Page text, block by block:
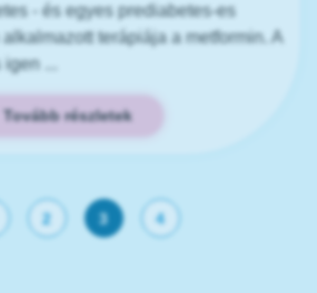
- és egyes prediabetes-es
terápiája a metformin. A
...
Tovább részletek
2 3 4